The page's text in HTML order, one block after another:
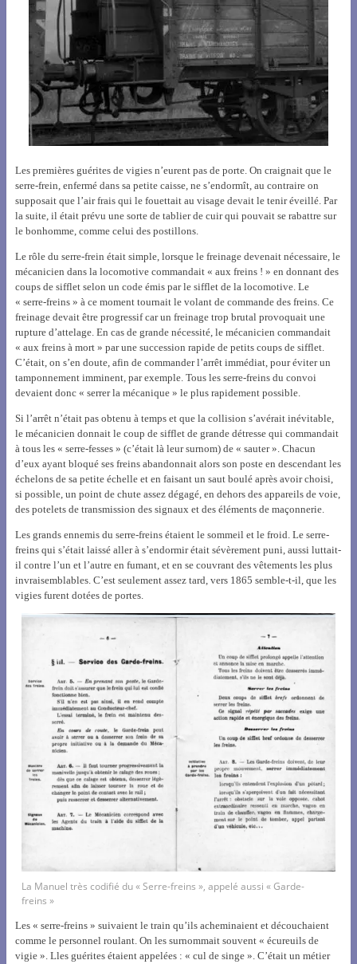
Les premières guérites de vigies n’eurent pas de porte. On craignait que le
serre-frein, enfermé dans sa petite caisse, ne s’endormît, au contraire on
supposait que l’air frais qui le fouettait au visage devait le tenir éveillé. Par
la suite, il était prévu une sorte de tablier de cuir qui pouvait se rabattre sur
le bonhomme, comme celui des postillons.
Le rôle du serre-frein était simple, lorsque le freinage devenait nécessaire, le
mécanicien dans la locomotive commandait « aux freins ! » en donnant des
coups de sifflet selon un code émis par le sifflet de la locomotive. Le
« serre-freins » à ce moment tournait le volant de commande des freins. Ce
freinage devait être progressif car un freinage trop brutal provoquait une
rupture d’attelage. En cas de grande nécessité, le mécanicien commandait
« aux freins à mort » par une succession rapide de petits coups de sifflet.
C’était, on s’en doute, afin de commander l’arrêt immédiat, pour éviter un
tamponnement imminent, par exemple. Tous les serre-freins du convoi
devaient donc « serrer la mécanique » le plus rapidement possible.
Si l’arrêt n’était pas obtenu à temps et que la collision s’avérait inévitable,
le mécanicien donnait le coup de sifflet de grande détresse qui commandait
à tous les « serre-fesses » (c’était là leur surnom) de « sauter ». Chacun
d’eux ayant bloqué ses freins abandonnait alors son poste en descendant les
échelons de sa petite échelle et en faisant un saut boulé après avoir choisi,
si possible, un point de chute assez dégagé, en dehors des appareils de voie,
des potelets de transmission des signaux et des éléments de maçonnerie.
Les grands ennemis du serre-freins étaient le sommeil et le froid. Le serre-
freins qui s’était laissé aller à s’endormir était sévèrement puni, aussi luttait-
il contre l’un et l’autre en fumant, et en se couvrant des vêtements les plus
invraisemblables. C’est seulement assez tard, vers 1865 semble-t-il, que les
vigies furent dotées de portes.
La Manuel très codifié du « Serre-freins », appelé aussi « Garde-
freins »
Les « serre-freins » suivaient le train qu’ils acheminaient et découchaient
comme le personnel roulant. On les surnommait souvent « écureuils de
vigie ». Lles guérites étaient appelées : « cul de singe ». C’était un métier